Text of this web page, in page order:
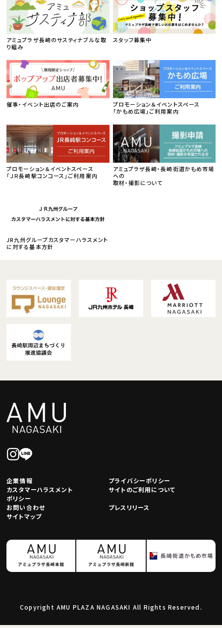
アミュプラザ長崎のサスティナブルな取
り組み
スタッフ募集中
催事・イベント出店のご案内
プロモーション＆イベントスペース
「かもめ広場」ご利用案内
プロモーション＆イベントスペース
「ＪＲ長崎駅コンコース」ご利用案内
アミュプラザ長崎・長崎街道かもめ市場
への
取材・撮影について
JR九州グループカスタマーハラスメント
に対する基本方針
企業情報
プライバシーポリシー
カスタマーハラスメント
ポリシー
サイトのご利用について
お問い合わせ
プレスリリース
サイトマップ
Copyright AMU PLAZA NAGASAKI All Rights Reserved.